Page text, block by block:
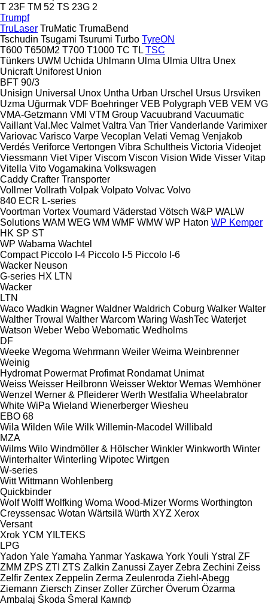
T 23F TM 52 TS 23G 2
Trumpf
TruLaser TruMatic TrumaBend
Tschudin Tsugami Tsurumi Turbo TyreON
T600 T650M2 T700 T1000 TC TL TSC
Tünkers UWM Uchida Uhlmann Ulma Ulmia Ultra Unex
Unicraft Uniforest Union
BFT 90/3
Unisign Universal Unox Untha Urban Urschel Ursus Ursviken
Uzma Uğurmak VDF Boehringer VEB Polygraph VEB VEM VG
VMA-Getzmann VMI VTM Group Vacuubrand Vacuumatic
Vaillant Val.Mec Valmet Valtra Van Trier Vanderlande Varimixer
Variovac Varisco Varpe Vecoplan Velati Vemag Venjakob
Verdés Veriforce Vertongen Vibra Schultheis Victoria Videojet
Viessmann Viet Viper Viscom Viscon Vision Wide Visser Vitap
Vitella Vito Vogamakina Volkswagen
Caddy Crafter Transporter
Vollmer Vollrath Volpak Volpato Volvac Volvo
840 ECR L-series
Voortman Vortex Voumard Väderstad Vötsch W&P WALW
Solutions WAM WEG WM WMF WMW WP Haton WP Kemper
HK SP ST
WP Wabama Wachtel
Compact Piccolo I-4 Piccolo I-5 Piccolo I-6
Wacker Neuson
G-series HX LTN
Wacker
LTN
Waco Wadkin Wagner Waldner Waldrich Coburg Walker Walter
Walther Trowal Walther Warcom Waring WashTec Waterjet
Watson Weber Webo Webomatic Wedholms
DF
Weeke Wegoma Wehrmann Weiler Weima Weinbrenner
Weinig
Hydromat Powermat Profimat Rondamat Unimat
Weiss Weisser Heilbronn Weisser Wektor Wemas Wemhöner
Wenzel Werner & Pfleiderer Werth Westfalia Wheelabrator
White WiPa Wieland Wienerberger Wiesheu
EBO 68
Wila Wilden Wile Wilk Willemin-Macodel Willibald
MZA
Wilms Wilo Windmöller & Hölscher Winkler Winkworth Winter
Winterhalter Winterling Wipotec Wirtgen
W-series
Witt Wittmann Wohlenberg
Quickbinder
Wolf Wolff Wolfking Woma Wood-Mizer Worms Worthington
Creyssensac Wotan Wärtsilä Würth XYZ Xerox
Versant
Xrok YCM YILTEKS
LPG
Yadon Yale Yamaha Yanmar Yaskawa York Youli Ystral ZF
ZMM ZPS ZTI ZTS Zalkin Zanussi Zayer Zebra Zechini Zeiss
Zelfir Zentex Zeppelin Zerma Zeulenroda Ziehl-Abegg
Ziemann Ziersch Zinser Zoller Zürcher Överum Özarma
Ambalaj Škoda Šmeral Кампф